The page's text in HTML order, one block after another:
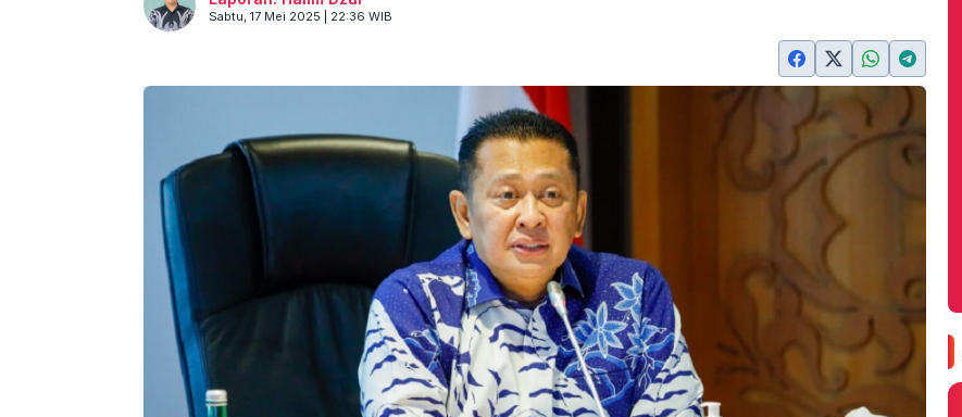
Sabtu, 17 Mei 2025 | 22:36 WIB